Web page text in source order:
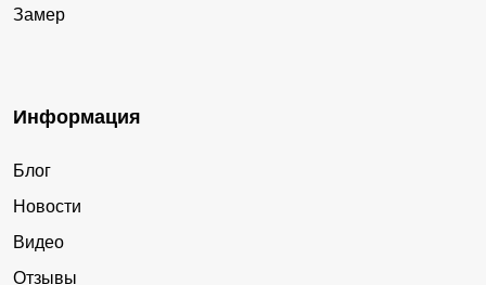
Замер
Информация
Блог
Новости
Видео
Отзывы